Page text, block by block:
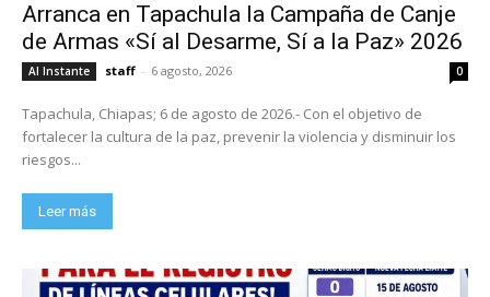
Arranca en Tapachula la Campaña de Canje
de Armas «Sí al Desarme, Sí a la Paz» 2026
Al Instante staff - 6 agosto, 2026 0
Tapachula, Chiapas; 6 de agosto de 2026.- Con el objetivo de
fortalecer la cultura de la paz, prevenir la violencia y disminuir los
riesgos...
Leer más